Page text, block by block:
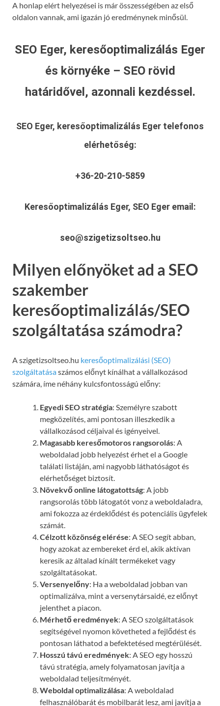
A honlap elért helyezései is már összességében az első
oldalon vannak, ami igazán jó eredménynek minősül.
SEO Eger, keresőoptimalizálás Eger
és környéke – SEO rövid
határidővel, azonnali kezdéssel.
SEO Eger, keresőoptimalizálás Eger telefonos
elérhetőség:
+36-20-210-5859
Keresőoptimalizálás Eger, SEO Eger email:
seo@szigetizsoltseo.hu
Milyen előnyöket ad a SEO
szakember
keresőoptimalizálás/SEO
szolgáltatása számodra?
A szigetizsoltseo.hu keresőoptimalizálási (SEO)
szolgáltatásaszámos előnyt kínálhat a vállalkozásod
számára, íme néhány kulcsfontosságú előny:
Egyedi SEO stratégia: Személyre szabott
megközelítés, ami pontosan illeszkedik a
vállalkozásod céljaival és igényeivel.
Magasabb keresőmotoros rangsorolás: A
weboldalad jobb helyezést érhet el a Google
találati listáján, ami nagyobb láthatóságot és
elérhetőséget biztosít.
Növekvő online látogatottság: A jobb
rangsorolás több látogatót vonz a weboldaladra,
ami fokozza az érdeklődést és potenciális ügyfelek
számát.
Célzott közönség elérése: A SEO segít abban,
hogy azokat az embereket érd el, akik aktívan
keresik az általad kínált termékeket vagy
szolgáltatásokat.
Versenyelőny: Ha a weboldalad jobban van
optimalizálva, mint a versenytársaidé, ez előnyt
jelenthet a piacon.
Mérhető eredmények: A SEO szolgáltatások
segítségével nyomon követheted a fejlődést és
pontosan láthatod a befektetésed megtérülését.
Hosszú távú eredmények: A SEO egy hosszú
távú stratégia, amely folyamatosan javítja a
weboldalad teljesítményét.
Weboldal optimalizálása: A weboldalad
felhasználóbarát és mobilbarát lesz, ami javítja a